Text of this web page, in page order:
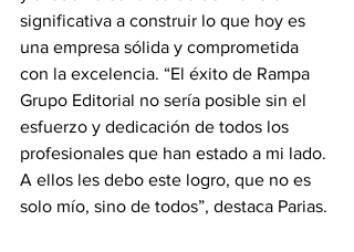
significativa a construir lo que hoy es
una empresa sólida y comprometida
con la excelencia. “El éxito de Rampa
Grupo Editorial no sería posible sin el
esfuerzo y dedicación de todos los
profesionales que han estado a mi lado.
A ellos les debo este logro, que no es
solo mío, sino de todos”, destaca Parias.